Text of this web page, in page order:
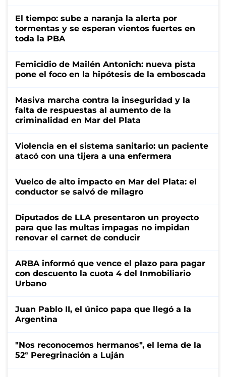
El tiempo: sube a naranja la alerta por
tormentas y se esperan vientos fuertes en
toda la PBA
Femicidio de Mailén Antonich: nueva pista
pone el foco en la hipótesis de la emboscada
Masiva marcha contra la inseguridad y la
falta de respuestas al aumento de la
criminalidad en Mar del Plata
Violencia en el sistema sanitario: un paciente
atacó con una tijera a una enfermera
Vuelco de alto impacto en Mar del Plata: el
conductor se salvó de milagro
Diputados de LLA presentaron un proyecto
para que las multas impagas no impidan
renovar el carnet de conducir
ARBA informó que vence el plazo para pagar
con descuento la cuota 4 del Inmobiliario
Urbano
Juan Pablo II, el único papa que llegó a la
Argentina
"Nos reconocemos hermanos", el lema de la
52ª Peregrinación a Luján